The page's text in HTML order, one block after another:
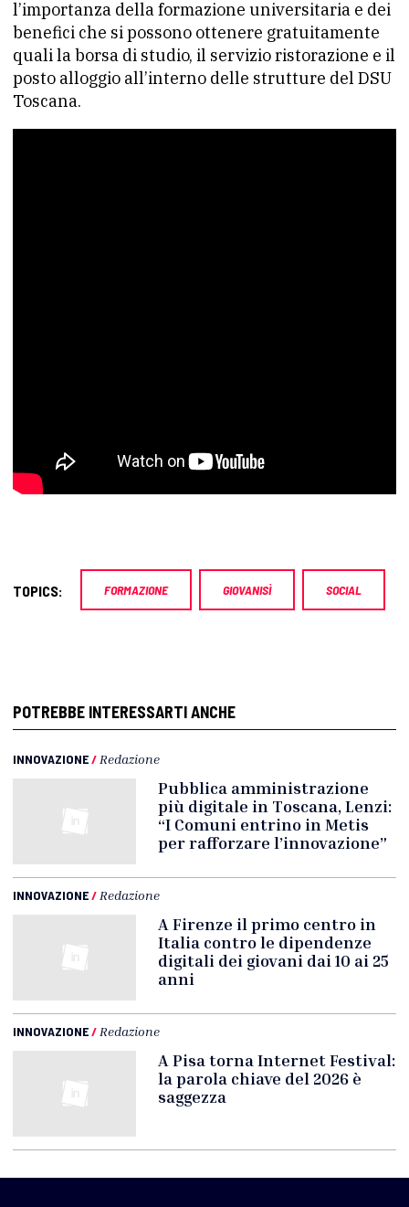
l’importanza della formazione universitaria e dei
benefici che si possono ottenere gratuitamente
quali la borsa di studio, il servizio ristorazione e il
posto alloggio all’interno delle strutture del DSU
Toscana.
TOPICS: FORMAZIONE GIOVANISÌ SOCIAL
POTREBBE INTERESSARTI ANCHE
INNOVAZIONE/ Redazione
Pubblica amministrazione
più digitale in Toscana, Lenzi:
“I Comuni entrino in Metis
per rafforzare l’innovazione”
INNOVAZIONE/ Redazione
A Firenze il primo centro in
Italia contro le dipendenze
digitali dei giovani dai 10 ai 25
anni
INNOVAZIONE/ Redazione
A Pisa torna Internet Festival:
la parola chiave del 2026 è
saggezza